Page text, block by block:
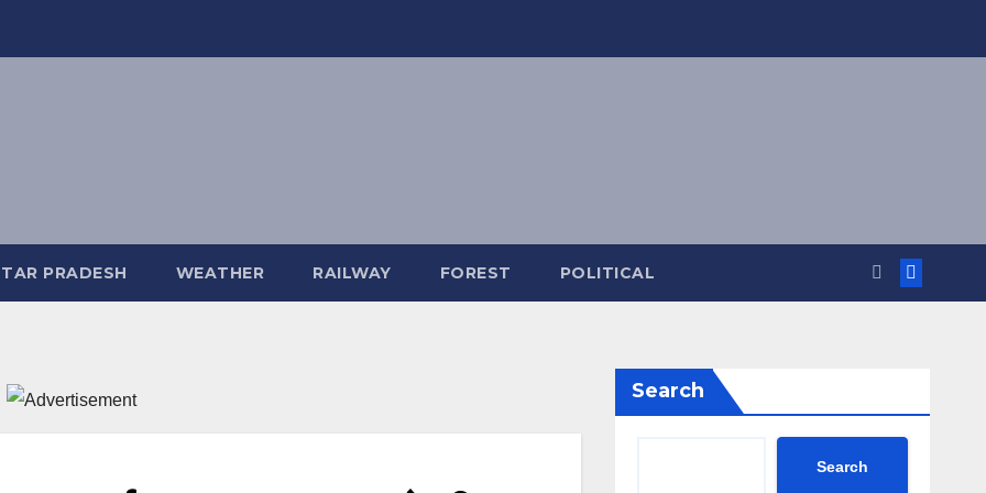
PRADESH WEATHER RAILWAY FOREST POLITICAL
Search
Search